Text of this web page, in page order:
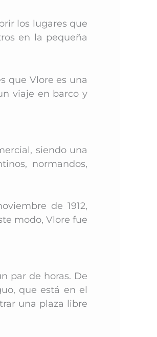
los lugares que
en la pequeña
que Vlore es una
viaje en barco y
siendo una
normandos,
de 1912,
modo, Vlore fue
par de horas. De
que está en el
una plaza libre